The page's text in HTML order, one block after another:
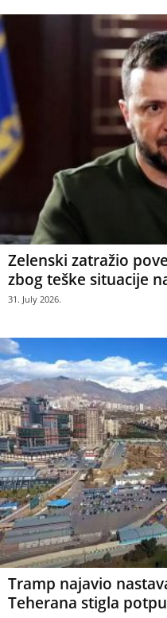
Zelenski zatražio
zbog teške situacije
31. July 2026.
Tramp najavio
Teherana stigla